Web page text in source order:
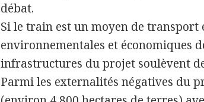
débat.
Si le train est un moyen de transport
environnementales et économiques
infrastructures du projet soulèvent
Parmi les externalités négatives du